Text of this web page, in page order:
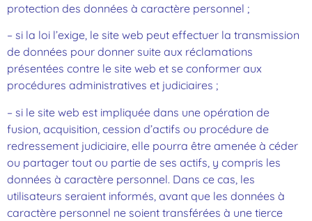
protection des données à caractère personnel ;
– si la loi l’exige, le site web peut effectuer la transmission
de données pour donner suite aux réclamations
présentées contre le site web et se conformer aux
procédures administratives et judiciaires ;
– si le site web est impliquée dans une opération de
fusion, acquisition, cession d’actifs ou procédure de
redressement judiciaire, elle pourra être amenée à céder
ou partager tout ou partie de ses actifs, y compris les
données à caractère personnel. Dans ce cas, les
utilisateurs seraient informés, avant que les données à
caractère personnel ne soient transférées à une tierce